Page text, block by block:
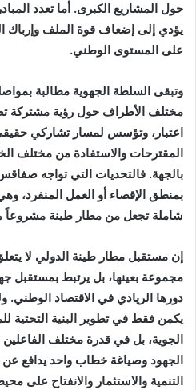
حول المشاريع الكبرى. أما تعدد
يؤدي إلى إضعاف قوة الملف وإرباك
على المستوى الوطني.
وتبقى السلطة الجهوية مطالبة
مختلف الأطراف حول رؤية مشتركة
اعتبار، وتؤسس لمسار تشاركي
المقترحات والاستفادة من مختلف
بالجهة. فالتحديات التي تواجه
بمنطق الإقصاء أو العمل المنفرد،
شاملة تجعل من مطار طينة مشروعاً
إن مستقبل مطار طينة الدولي لا
مجموعة بعينها، بل يرتبط بمستقبل
دورها الريادي في الاقتصاد الوطني.
يكمن فقط في تطوير البنية التحتية
الجوية، بل في قدرة مختلف
الجهود وصياغة خطاب واحد
التنمية والاستثمار والانفتاح على